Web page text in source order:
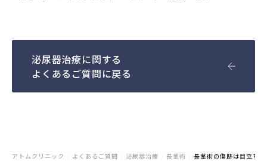
泌尿器治療に関する
よくあるご質問に戻る
アトムクリニック よくあるご質問 泌尿器治療 長茎術 長茎術の傷跡は目立ち